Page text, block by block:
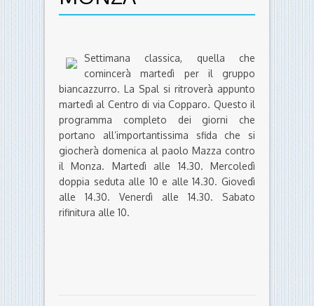
Settimana classica, quella che
comincerà martedì per il gruppo
biancazzurro. La Spal si ritroverà appunto
martedì al Centro di via Copparo. Questo il
programma completo dei giorni che
portano all’importantissima sfida che si
giocherà domenica al paolo Mazza contro
il Monza. Martedì alle 14.30. Mercoledì
doppia seduta alle 10 e alle 14.30. Giovedì
alle 14.30. Venerdì alle 14.30. Sabato
rifinitura alle 10.